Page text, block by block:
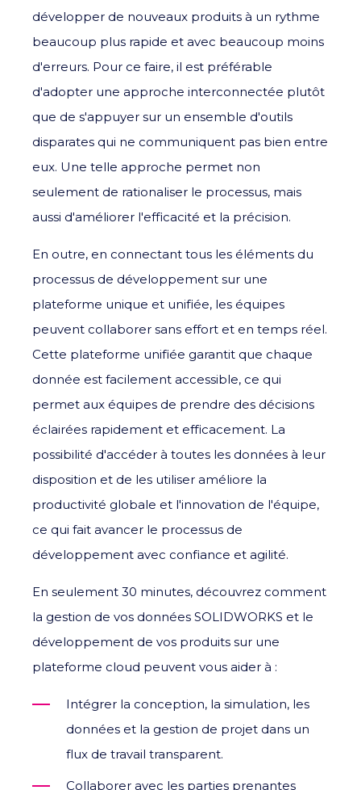
développer de nouveaux produits à un rythme
beaucoup plus rapide et avec beaucoup moins
d'erreurs. Pour ce faire, il est préférable
d'adopter une approche interconnectée plutôt
que de s'appuyer sur un ensemble d'outils
disparates qui ne communiquent pas bien entre
eux. Une telle approche permet non
seulement de rationaliser le processus, mais
aussi d'améliorer l'efficacité et la précision.
En outre, en connectant tous les éléments du
processus de développement sur une
plateforme unique et unifiée, les équipes
peuvent collaborer sans effort et en temps réel.
Cette plateforme unifiée garantit que chaque
donnée est facilement accessible, ce qui
permet aux équipes de prendre des décisions
éclairées rapidement et efficacement. La
possibilité d'accéder à toutes les données à leur
disposition et de les utiliser améliore la
productivité globale et l'innovation de l'équipe,
ce qui fait avancer le processus de
développement avec confiance et agilité.
En seulement 30 minutes, découvrez comment
la gestion de vos données SOLIDWORKS et le
développement de vos produits sur une
plateforme cloud peuvent vous aider à :
Intégrer la conception, la simulation, les
données et la gestion de projet dans un
flux de travail transparent.
Collaborer avec les parties prenantes